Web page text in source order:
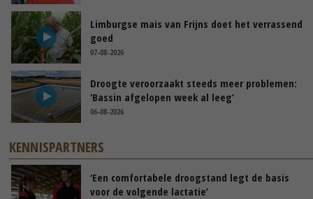
Limburgse mais van Frijns doet het verrassend
goed
07-08-2026
Droogte veroorzaakt steeds meer problemen:
‘Bassin afgelopen week al leeg’
06-08-2026
KENNISPARTNERS
‘Een comfortabele droogstand legt de basis
voor de volgende lactatie’